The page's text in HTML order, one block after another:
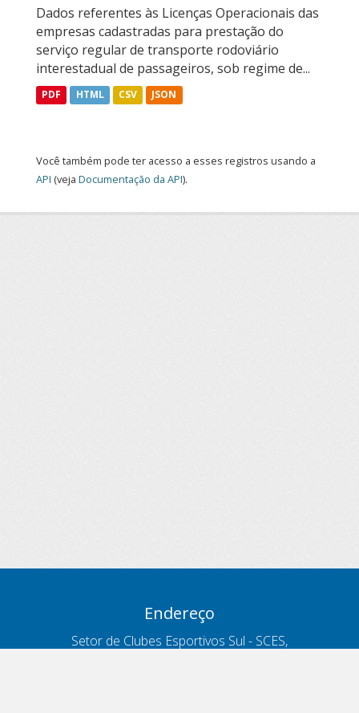
Dados referentes às Licenças Operacionais das
empresas cadastradas para prestação do
serviço regular de transporte rodoviário
interestadual de passageiros, sob regime de...
PDF HTML CSV JSON
Você também pode ter acesso a esses registros usando a
API (veja Documentação da API).
Endereço
Setor de Clubes Esportivos Sul - SCES,